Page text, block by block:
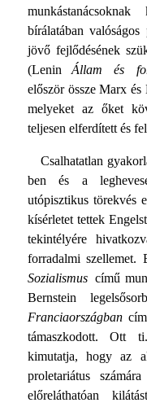
bírálatában
jövő fejlődé­sének
(Lenin Állam és
először össze Marx és
melyeket az őket
teljesen elferdített és
Csalhatatlan
ben és a
utópisztikus törekvés
kísérletet tet­tek
tekintélyére
forradalmi szel­lemet.
Sozialismus című
Bernstein
Franciaországban
támaszkodott. Ott
kimutatja, hogy az
proletariátus
előreláthatóan